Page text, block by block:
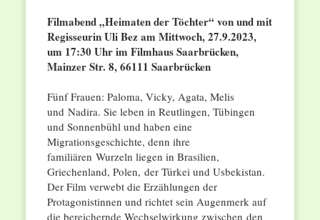
Filmabend „Heimaten der Töchter“ von und mit
Regisseurin Uli Bez am Mittwoch, 27.9.2023,
um 17:30 Uhr im Filmhaus Saarbrücken,
Mainzer Str. 8, 66111 Saarbrücken
Fünf Frauen: Paloma, Vicky, Agata, Melis
und Nadira. Sie leben in Reutlingen, Tübingen
und Sonnenbühl und haben eine
Migrationsgeschichte, denn ihre
familiären Wurzeln liegen in Brasilien,
Griechenland, Polen, der Türkei und Usbekistan.
Der Film verwebt die Erzählungen der
Protagonistinnen und richtet sein Augenmerk auf
die bereichernde Wechselwirkung zwischen den